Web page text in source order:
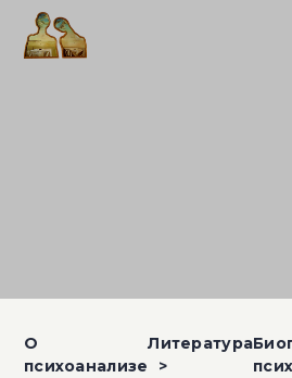
О
психоанализе
Литература